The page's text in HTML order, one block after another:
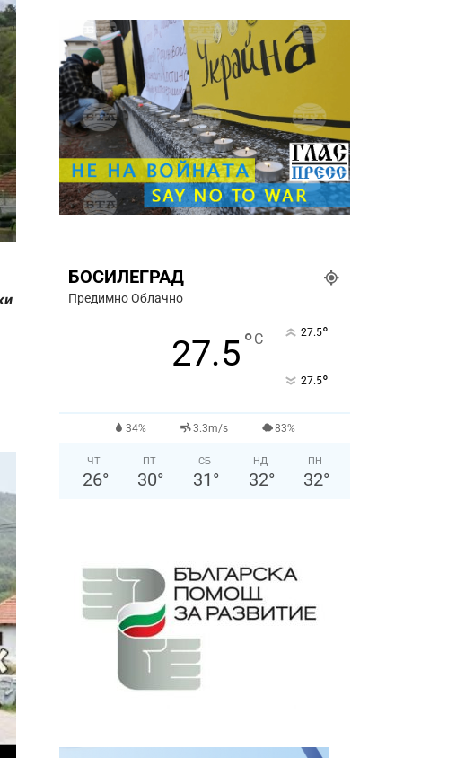
БОСИЛЕГРАД
Предимно Облачно
27.5°C 27.5°
27.5°
34% 3.3m/s 83%
ЧТ
26°
ПТ
30°
СБ
31 °
НД
32°
ПН
32°